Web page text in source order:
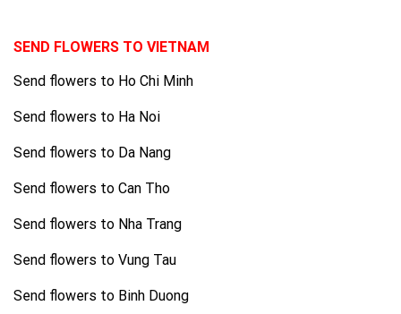
SEND FLOWERS TO VIETNAM
Send flowers to Ho Chi Minh
Send flowers to Ha Noi
Send flowers to Da Nang
Send flowers to Can Tho
Send flowers to Nha Trang
Send flowers to Vung Tau
Send flowers to Binh Duong